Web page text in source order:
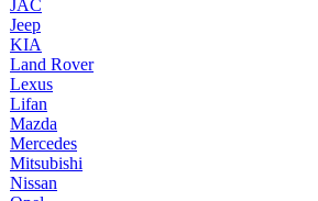
JAC
Jeep
KIA
Land Rover
Lexus
Lifan
Mazda
Mercedes
Mitsubishi
Nissan